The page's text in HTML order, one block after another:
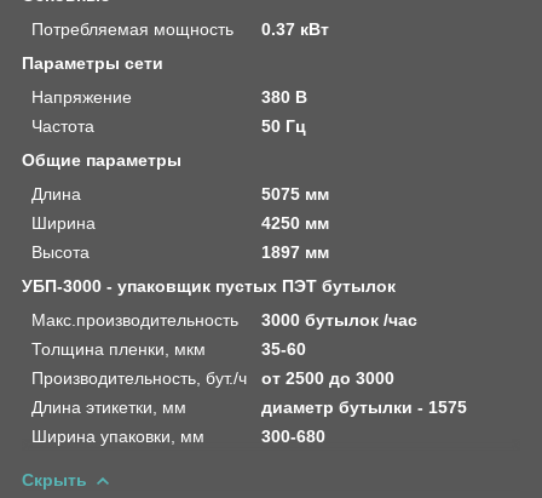
Потребляемая мощность
0.37 кВт
Параметры сети
Напряжение
380 В
Частота
50 Гц
Общие параметры
Длина
5075 мм
Ширина
4250 мм
Высота
1897 мм
УБП-3000 - упаковщик пустых ПЭТ бутылок
Макс.производительность
3000 бутылок /час
Толщина пленки, мкм
35-60
Производительность, бут./ч
от 2500 до 3000
Длина этикетки, мм
диаметр бутылки - 1575
Ширина упаковки, мм
300-680
Скрыть